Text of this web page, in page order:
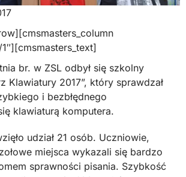
br. w ZSL odbył się szkolny
Klawiatury 2017”, który sprawdzał
i bezbłędnego
klawiaturą komputera.
udział 21 osób. Uczniowie,
miejsca wykazali się bardzo
sprawności pisania. Szybkość